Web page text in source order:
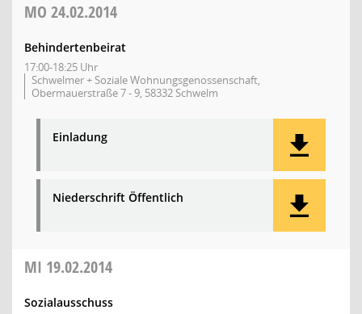
MO 24.02.2014
Behindertenbeirat
17:00-18:25 Uhr
Schwelmer + Soziale Wohnungsgenossenschaft,
Obermauerstraße 7 - 9, 58332 Schwelm
Einladung
Niederschrift Öffentlich
MI 19.02.2014
Sozialausschuss